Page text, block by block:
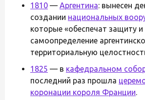
1810 — Аргентина: вынесен
создании национальных
которые «обеспечат защиту и
самоопределение
территориальную
1825 — в кафедральном
последний раз прошла
коронации короля Франции.